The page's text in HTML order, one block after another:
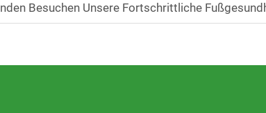
Besuchen Unsere Fortschrittliche